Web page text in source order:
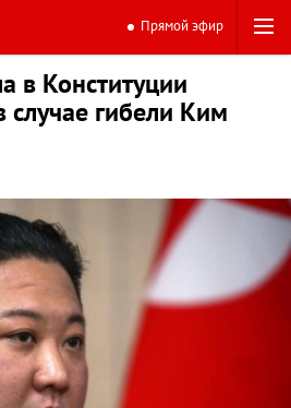
Прямой эфир
в Конституции
гибели Ким